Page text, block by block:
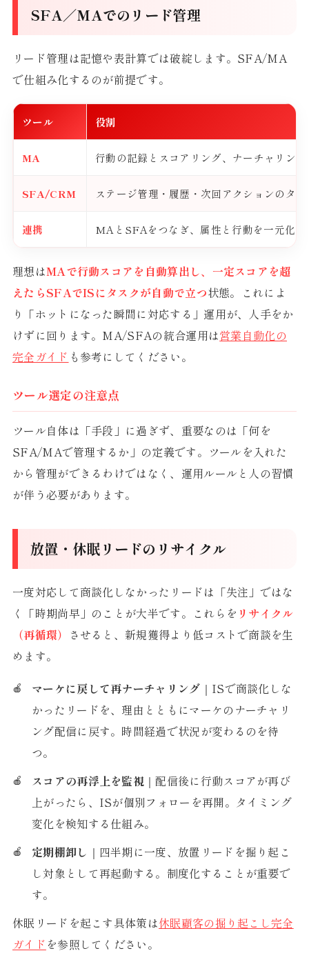
SFA／MAでのリード管理
リード管理は記憶や表計算では破綻します。SFA/MA
で仕組み化するのが前提です。
ツール 役割
MA 行動の記録とスコアリング、ナーチャリン
SFA/CRM ステージ管理・履歴・次回アクションのタ
連携 MAとSFAをつなぎ、属性と行動を一元化
理想はMAで行動スコアを自動算出し、一定スコアを超
えたらSFAでISにタスクが自動で立つ状態。これによ
り「ホットになった瞬間に対応する」運用が、人手をか
けずに回ります。MA/SFAの統合運用は営業自動化の
完全ガイド も参考にしてください。
ツール選定の注意点
ツール自体は「手段」に過ぎず、重要なのは「何を
SFA/MAで管理するか」の定義です。ツールを入れた
から管理ができるわけではなく、運用ルールと人の習慣
が伴う必要があります。
放置・休眠リードのリサイクル
一度対応して商談化しなかったリードは「失注」ではな
く「時期尚早」のことが大半です。これらを リサイクル
（再循環） させると、新規獲得より低コストで商談を生
めます。
マーケに戻して再ナーチャリング ｜ISで商談化しな
かったリードを、理由とともにマーケのナーチャリ
ング配信に戻す。時間経過で状況が変わるのを待
つ。
スコアの再浮上を監視 ｜配信後に行動スコアが再び
上がったら、ISが個別フォローを再開。タイミング
変化を検知する仕組み。
定期棚卸し ｜四半期に一度、放置リードを掘り起こ
し対象として再起動する。制度化することが重要で
す。
休眠リードを起こす具体策は休眠顧客の掘り起こし完全
ガイドを参照してください。